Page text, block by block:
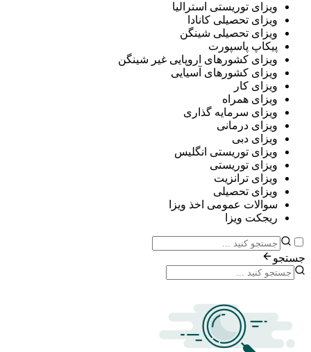
توریستی استرالیا
تحصیلی کانادا
تحصیلی شینگن
پاسپورت
کشورهای اروپایی غیر شینگن
کشورهای آسیایی
کار
همراه
سرمایه گذاری
درمانی
دبی
توریستی انگلیس
توریستی
ترانزیت
تحصیلی
عمومی اخذ ویزا
ویزا